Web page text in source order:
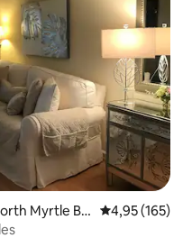
Myrtle Be
Évaluation
4,95 (165)